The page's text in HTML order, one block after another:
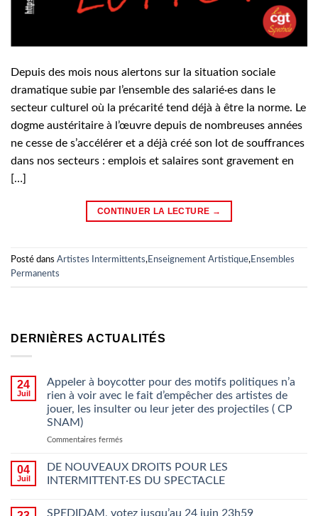
Depuis des mois nous alertons sur la situation sociale
dramatique subie par l’ensemble des salarié·es dans le
secteur culturel où la précarité tend déjà à être la norme. Le
dogme austéritaire à l’œuvre depuis de nombreuses années
ne cesse de s’accélérer et a déjà créé son lot de souffrances
dans nos secteurs : emplois et salaires sont gravement en
[…]
CONTINUER LA LECTURE →
Posté dans Artistes Intermittents,Enseignement Artistique,Ensembles
Permanents
DERNIÈRES ACTUALITÉS
24
Juil
Appeler à boycotter pour des motifs politiques n’a
rien à voir avec le fait d’empêcher des artistes de
jouer, les insulter ou leur jeter des projectiles ( CP
SNAM)
Commentaires ferméssur
à
boycotter
motifs
04
Juil
DE NOUVEAUX DROITS POUR LES
INTERMITTENT·ES DU SPECTACLE
SPEDIDAM, votez jusqu’au 24 juin 23h59